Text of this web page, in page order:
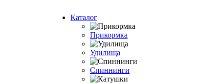
Каталог
Прикормка
Удилища
Спиннинги